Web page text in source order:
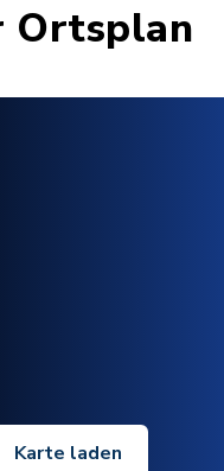
Ortsplan
Karte laden